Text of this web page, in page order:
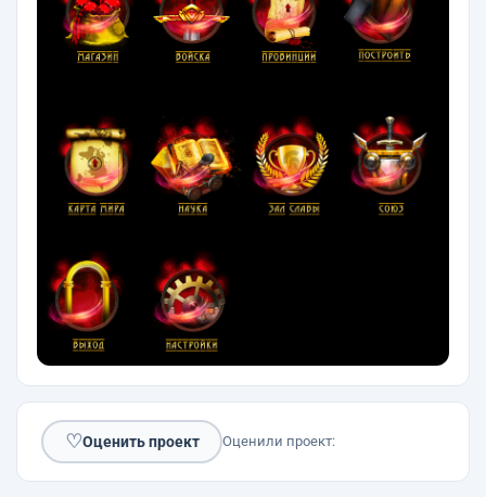
♡Оценить проект Оценили проект: